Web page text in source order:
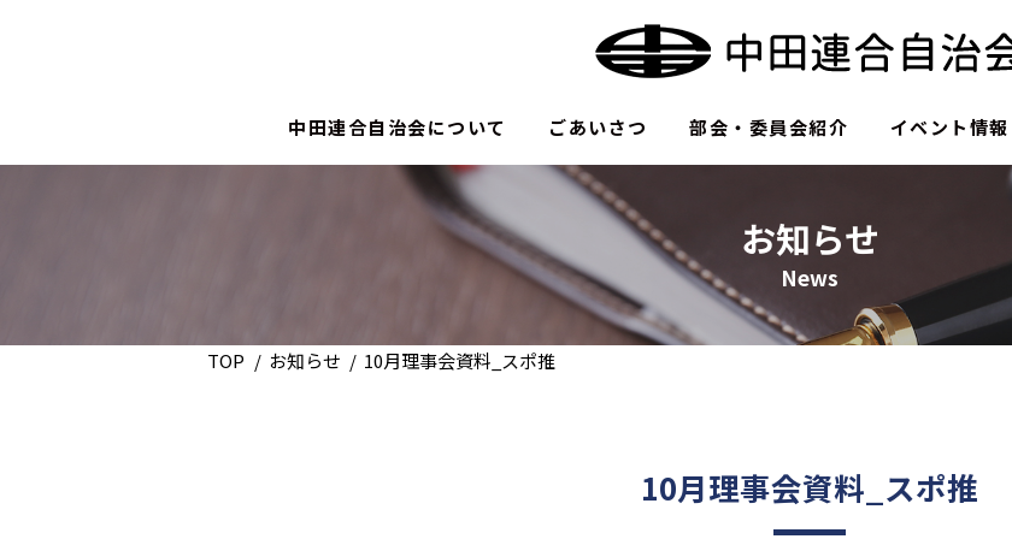
中田連合自治会について ごあいさつ 部会・委員会紹介 イベント情報
お知らせ
News
TOP お知らせ 10月理事会資料_スポ推
10月理事会資料_スポ推